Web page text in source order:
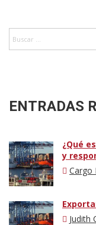
ENTRADAS
¿Qué
y
Cargo
Judith